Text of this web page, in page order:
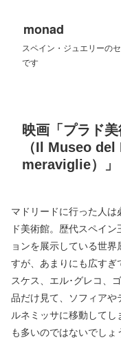
monad
スペイン・ジュエリーの
です
映画「プラド
（Il Museo
meraviglie）」
マドリードに行った人は
ド美術館。歴代スペイン
ョンを展示している世界
すが、あまりにも広すぎ
スケス、エル･グレコ、
品だけ見て、ソフィアや
ルネミッサに移動してし
も多いのではないでしょ